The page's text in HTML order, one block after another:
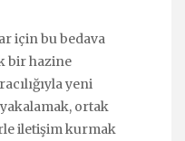
için bu bedava
bir hazine
yeni
ortak
iletişim kurmak